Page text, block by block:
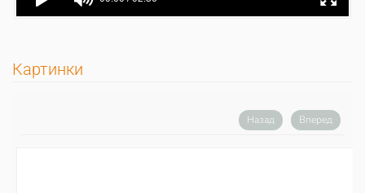
Картинки
Назад Вперед